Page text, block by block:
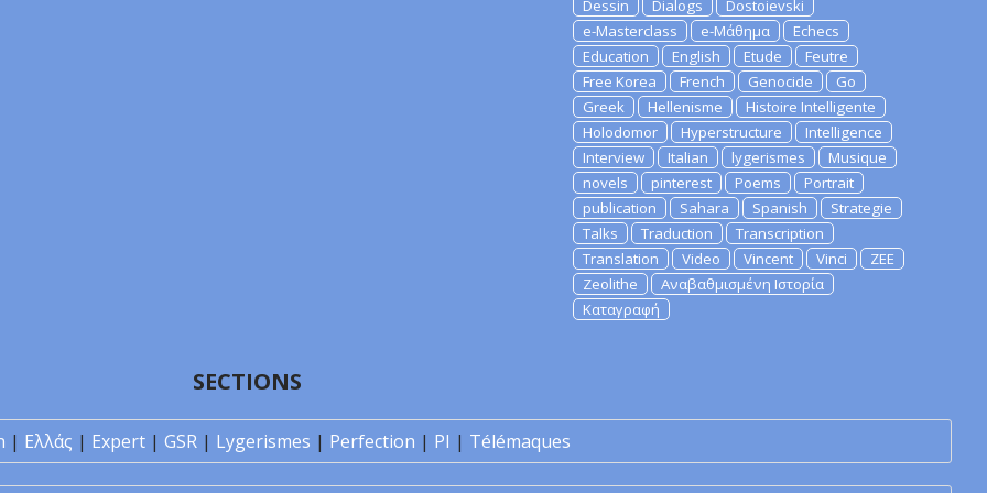
Dessin
Dialogs
Dostoievski
e-Masterclass
e-Μάθημα
Echecs
Education
English Etude
Feutre
Free Korea
French Genocide
Go
Greek
Hellenisme
Histoire Intelligente
Holodomor
Hyperstructure
Intelligence
Interview
Italian lygerismes
Musique
novels
pinterest Poems
Portrait
publication
Sahara Spanish
Strategie
Talks
Traduction
Transcription
Translation
Video Vincent Vinci
ZEE
Zeolithe
Αναβαθμισμένη Ιστορία
Καταγραφή
SECTIONS
| Ελλάς | Expert | GSR | Lygerismes | Perfection | PI | Télémaques